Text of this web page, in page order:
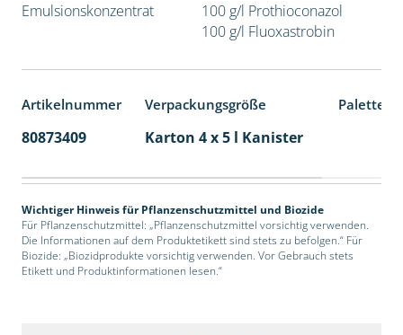
Emulsionskonzentrat
100 g/l Prothioconazol
100 g/l Fluoxastrobin
Artikelnummer Verpackungsgröße
80873409 Karton 4 x 5 l Kanister
Wichtiger Hinweis für Pflanzenschutzmittel und Biozide
Für Pflanzenschutzmittel: „Pflanzenschutzmittel vorsichtig verwenden.
Die Informationen auf dem Produktetikett sind stets zu befolgen.“ Für
Biozide: „Biozidprodukte vorsichtig verwenden. Vor Gebrauch stets
Etikett und Produktinformationen lesen.“